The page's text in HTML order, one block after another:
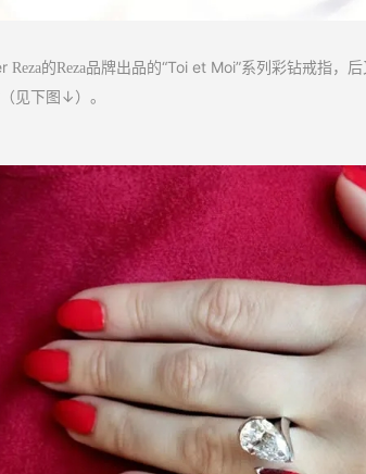
Reza的Reza品牌出品的“Toi et Moi”系列彩钻戒指，
见下图↓）。